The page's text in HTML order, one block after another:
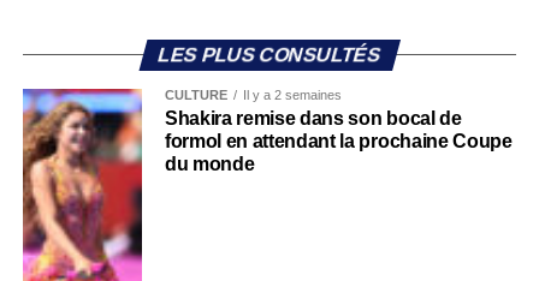
LES PLUS CONSULTÉS
CULTURE Il y a 2 semaines
Shakira remise dans son bocal de
formol en attendant la prochaine Coupe
du monde